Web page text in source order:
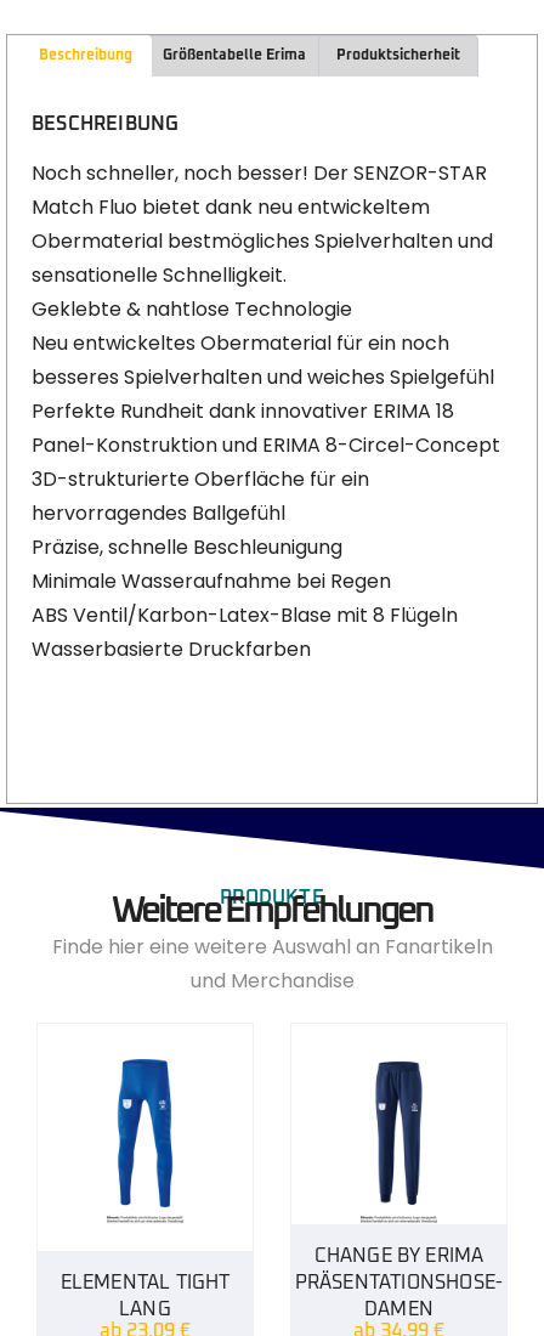
Beschreibung Größentabelle Erima Produktsicherheit
BESCHREIBUNG
Noch schneller, noch besser! Der SENZOR-STAR
Match Fluo bietet dank neu entwickeltem
Obermaterial bestmögliches Spielverhalten und
sensationelle Schnelligkeit.
Geklebte & nahtlose Technologie
Neu entwickeltes Obermaterial für ein noch
besseres Spielverhalten und weiches Spielgefühl
Perfekte Rundheit dank innovativer ERIMA 18
Panel-Konstruktion und ERIMA 8-Circel-Concept
3D-strukturierte Oberfläche für ein
hervorragendes Ballgefühl
Präzise, schnelle Beschleunigung
Minimale Wasseraufnahme bei Regen
ABS Ventil/Karbon-Latex-Blase mit 8 Flügeln
Wasserbasierte Druckfarben
PRODUKTE
Weitere Empfehlungen
Finde hier eine weitere Auswahl an Fanartikeln
und Merchandise
ELEMENTAL TIGHT
LANG
ab 23,09 €
CHANGE BY ERIMA
PRÄSENTATIONSHOSE-
DAMEN
ab 34,99 €